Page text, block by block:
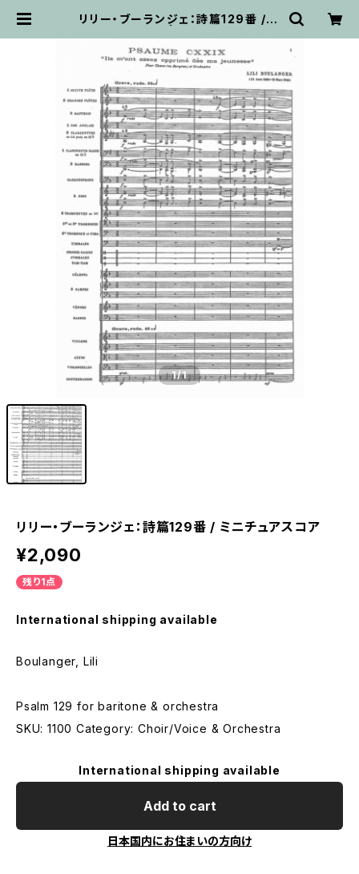
リリー・ブーランジェ：詩篇129番 / ミ
アトリエ・デ・くっきぃず
1/1
リリー・ブーランジェ：詩篇129番 / ミニチュアスコア
¥2,090
残り1点
International shipping available
Boulanger, Lili
Psalm 129 for baritone & orchestra
SKU: 1100 Category: Choir/Voice & Orchestra
International shipping available
Add to cart
日本国内にお住まいの方向け